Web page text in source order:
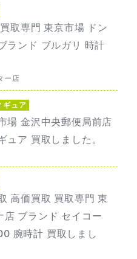
取専門 東京市場 ドン
ランド ブルガリ 時計
ー店
ギュア
場 金沢中央郵便局前店
ュア 買取しました。
高価買取 買取専門 東
ブランド セイコー
腕時計 買取しまし